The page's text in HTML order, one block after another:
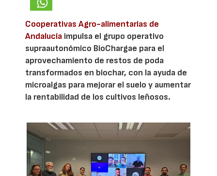
Cooperativas Agro-alimentarias de
Andalucía impulsa el grupo operativo
supraautonómico BioChargae para el
aprovechamiento de restos de poda
transformados en biochar, con la ayuda de
microalgas para mejorar el suelo y aumentar
la rentabilidad de los cultivos leñosos.